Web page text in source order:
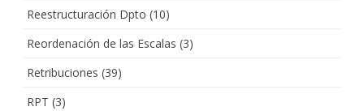
Reestructuración Dpto (10)
Reordenación de las Escalas (3)
Retribuciones (39)
RPT (3)